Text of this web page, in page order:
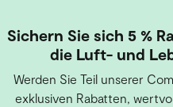
Sichern Sie sich 5 %
die Luft- und
Werden Sie Teil unserer
exklusiven Rabatten,